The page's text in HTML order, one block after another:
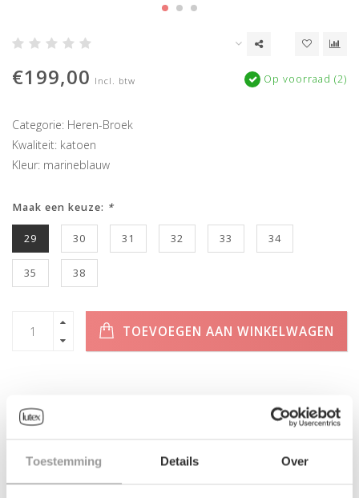
Toestemming Details Over
€199,00 Incl. btw Op voorraad (2)
Categorie: Heren-Broek
Kwaliteit: katoen
Kleur: marineblauw
Maak een keuze: *
29 30 31 32 33 34
35 38
TOEVOEGEN AAN WINKELWAGEN